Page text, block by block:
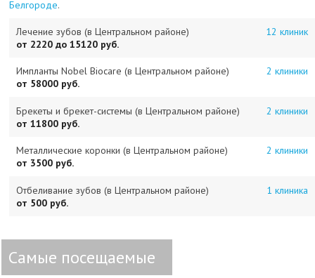
Белгороде.
Лечение зубов (в Центральном районе)
12 клиник
от 2220 до 15120 руб.
Импланты Nobel Biocare (в Центральном районе)
2 клиники
от 58000 руб.
Брекеты и брекет-системы (в Центральном районе)
2 клиники
от 11800 руб.
Металлические коронки (в Центральном районе)
2 клиники
от 3500 руб.
Отбеливание зубов (в Центральном районе)
1 клиника
от 500 руб.
Самые посещаемые